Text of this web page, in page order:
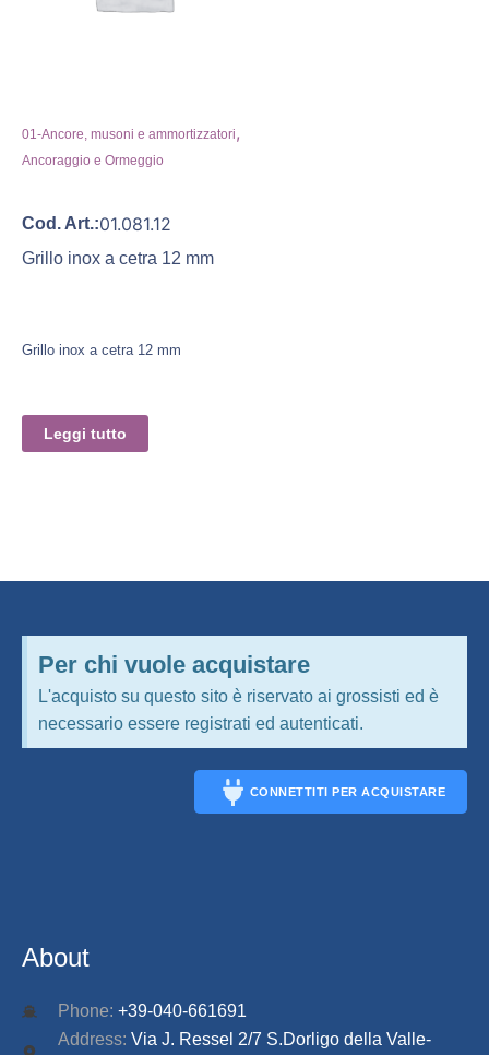
01-Ancore, musoni e ammortizzatori,
Ancoraggio e Ormeggio
Cod. Art.:01.081.12
Grillo inox a cetra 12 mm
Grillo inox a cetra 12 mm
Leggi tutto
Per chi vuole acquistare
L'acquisto su questo sito è riservato ai grossisti ed è
necessario essere registrati ed autenticati.
CONNETTITI PER ACQUISTARE
About
Phone: +39-040-661691
Address: Via J. Ressel 2/7 S.Dorligo della Valle-